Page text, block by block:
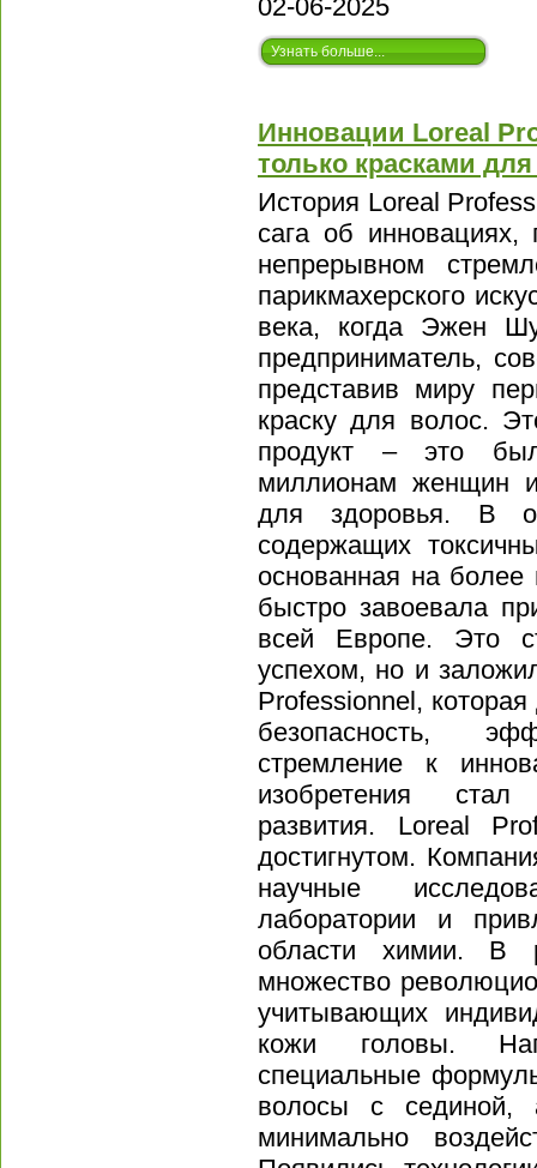
02-06-2025
Узнать больше...
Инновации Loreal
только красками
История Loreal
сага об инновациях,
непрерывном
парикмахерского
века, когда Эжен
предприниматель,
представив миру
краску для волос.
продукт – это
миллионам женщин
для здоровья. В
содержащих
основанная на
быстро завоевала
всей Европе. Это
успехом, но и
Professionnel,
безопасность,
стремление к
изобретения стал
развития. Loreal
достигнутом.
научные
лаборатории и
области химии. В
множество
учитывающих
кожи головы.
специальные
волосы с сединой,
минимально